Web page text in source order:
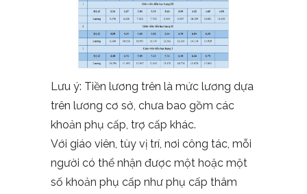
Lưu ý: Tiền lương trên là mức lương dựa
trên lương cơ sở, chưa bao gồm các
khoản phụ cấp, trợ cấp khác.
Với giáo viên, tùy vị trí, nơi công tác, mỗi
người có thể nhận được một hoặc một
số khoản phụ cấp như phụ cấp thâm